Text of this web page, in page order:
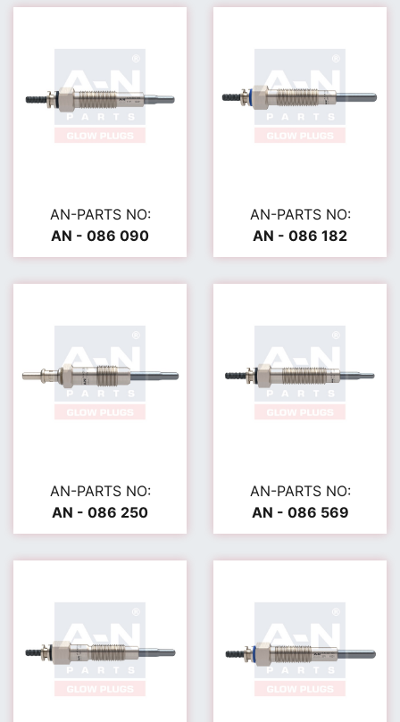
AN-PARTS NO:
AN - 086 090
AN-PARTS NO:
AN - 086 182
AN-PARTS NO:
AN - 086 250
AN-PARTS NO:
AN - 086 569